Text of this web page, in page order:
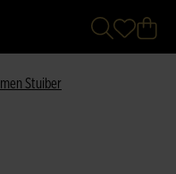
Stuiber